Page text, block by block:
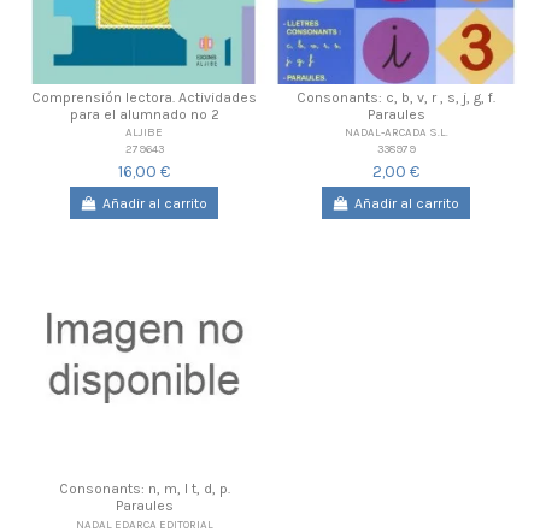
Comprensión lectora. Actividades
para el alumnado nº 2
ALJIBE
279643
16,00 €
Añadir al carrito
Consonants: c, b, v, r , s, j, g, f.
Paraules
NADAL-ARCADA S.L.
338979
2,00 €
Añadir al carrito
Consonants: n, m, l t, d, p.
Paraules
NADAL EDARCA EDITORIAL